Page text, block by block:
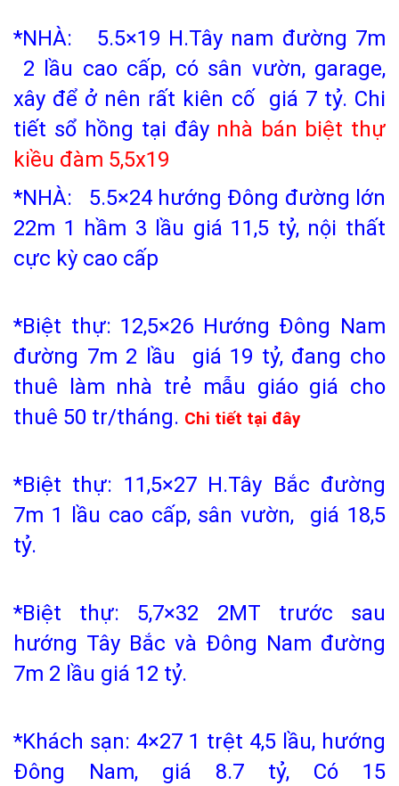
*NHÀ: 5.5×19 H.Tây nam đường 7m
2 lầu cao cấp, có sân vườn, garage,
xây để ở nên rất kiên cố giá 7 tỷ. Chi
tiết sổ hồng tại đây nhà bán biệt thự
kiều đàm 5,5x19
*NHÀ: 5.5×24 hướng Đông đường lớn
22m 1 hầm 3 lầu giá 11,5 tỷ, nội thất
cực kỳ cao cấp
*Biệt thự: 12,5×26 Hướng Đông Nam
đường 7m 2 lầu giá 19 tỷ, đang cho
thuê làm nhà trẻ mẫu giáo giá cho
thuê 50 tr/tháng. Chi tiết tại đây
*Biệt thự: 11,5×27 H.Tây Bắc đường
7m 1 lầu cao cấp, sân vườn, giá 18,5
tỷ.
*Biệt thự: 5,7×32 2MT trước sau
hướng Tây Bắc và Đông Nam đường
7m 2 lầu giá 12 tỷ.
*Khách sạn: 4×27 1 trệt 4,5 lầu, hướng
Đông Nam, giá 8.7 tỷ, Có 15